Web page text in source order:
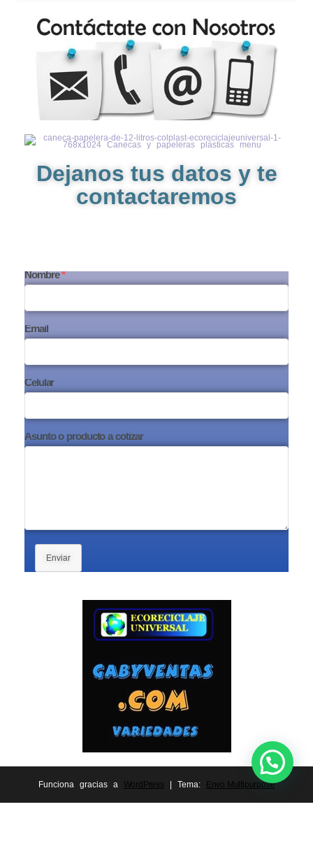
Dejanos tus datos y te
contactaremos
Nombre *
Email
Celular
Asunto o producto a cotizar
Enviar
Funciona gracias a WordPress Tema: Envo Multipurpose